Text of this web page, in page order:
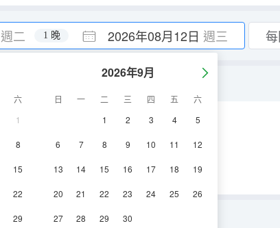
週二 2026年08月12日 週三
1 晚
六
1
8
15
22
29
2026年9月
日 一 二 三 四 五
六
1
2 3 4 5
6 7 8 9 10 11 12
13 14 15 16 17 18 19
20 21 22 23 24 25 26
27 28 29 30
空調 電視機